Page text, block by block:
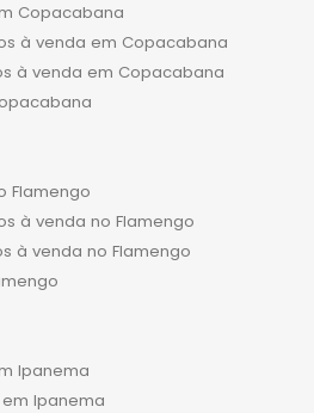
Copacabana
à venda em Copacabana
à venda em Copacabana
Flamengo
à venda no Flamengo
à venda no Flamengo
Ipanema
Ipanema